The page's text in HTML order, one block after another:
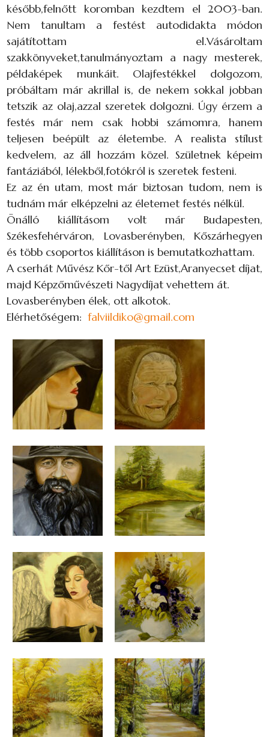
később,felnőtt koromban kezdtem el 2003-ban.
Nem tanultam a festést autodidakta módon
sajátítottam el.Vásároltam
szakkönyveket,tanulmányoztam a nagy mesterek,
példaképek munkáit. Olajfestékkel dolgozom,
próbáltam már akrillal is, de nekem sokkal jobban
tetszik az olaj,azzal szeretek dolgozni. Úgy érzem a
festés már nem csak hobbi számomra, hanem
teljesen beépült az életembe. A realista stílust
kedvelem, az áll hozzám közel. Születnek képeim
fantáziából, lélekből,fotókról is szeretek festeni.
Ez az én utam, most már biztosan tudom, nem is
tudnám már elképzelni az életemet festés nélkül.
Önálló kiállításom volt már Budapesten,
Székesfehérváron, Lovasberényben, Kőszárhegyen
és több csoportos kiállításon is bemutatkozhattam.
A cserhát Művész Kőr-től Art Ezüst,Aranyecset díjat,
majd Képzőművészeti Nagydíjat vehettem át.
Lovasberényben élek, ott alkotok.
Elérhetőségem: falviildiko@gmail.com